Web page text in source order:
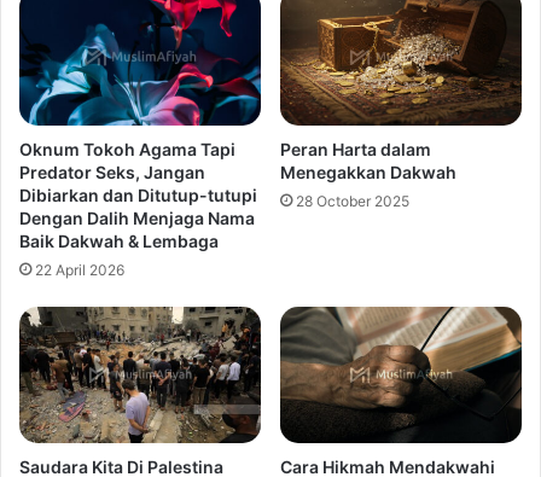
Oknum Tokoh Agama Tapi
Predator Seks, Jangan
Dibiarkan dan Ditutup-tutupi
Dengan Dalih Menjaga Nama
Baik Dakwah & Lembaga
22 April 2026
Peran Harta dalam
Menegakkan Dakwah
28 October 2025
Saudara Kita Di Palestina Cara Hikmah Mendakwahi